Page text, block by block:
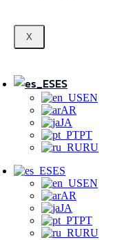
X
ES
EN
AR
JA
PT
RU
ES
EN
AR
JA
PT
RU